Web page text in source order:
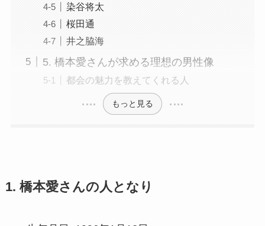
染谷将太
桜田通
井之脇海
5. 橋本愛さんが求める理想の男性像
都会の魅力を教えてくれる人
もっと見る
1. 橋本愛さんの人となり